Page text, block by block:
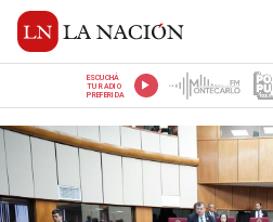
ESCUCHÁ
TU RADIO
PREFERIDA